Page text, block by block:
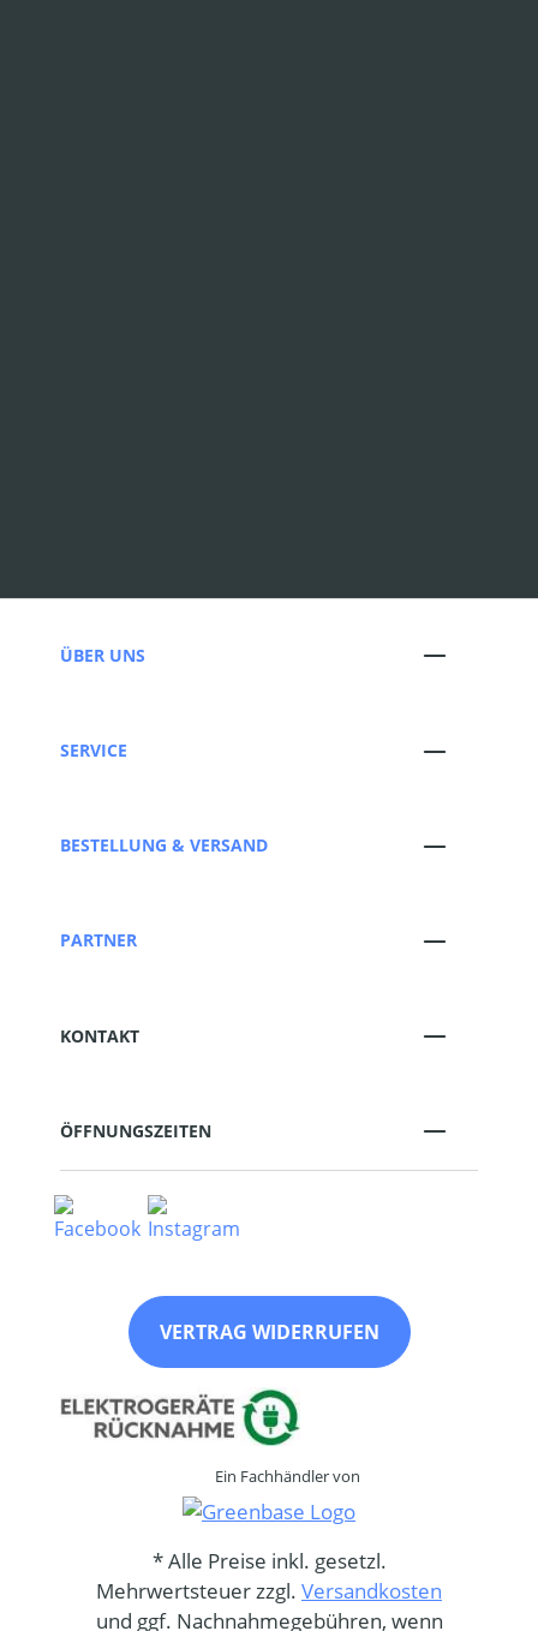
ÜBER UNS
SERVICE
BESTELLUNG & VERSAND
PARTNER
KONTAKT
ÖFFNUNGSZEITEN
VERTRAG WIDERRUFEN
Ein Fachhändler von
* Alle Preise inkl. gesetzl.
Mehrwertsteuer zzgl. Versandkosten
und ggf. Nachnahmegebühren, wenn